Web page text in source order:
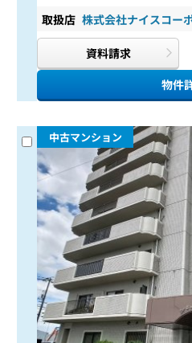
取扱店 株式会社ナイスコー
資料請求
物件
中古マンション